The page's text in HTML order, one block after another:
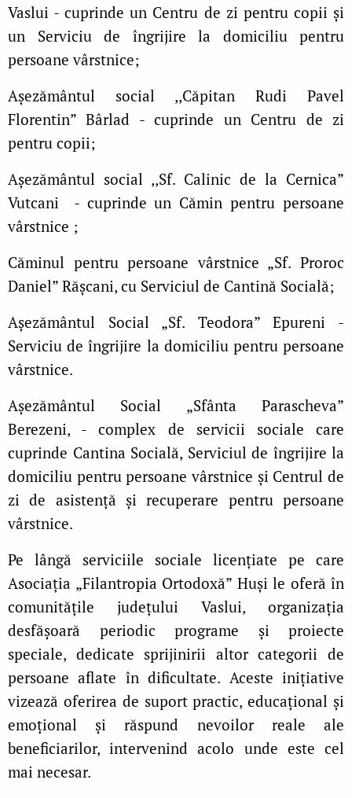
Vaslui - cuprinde un Centru de zi pentru copii și
un Serviciu de îngrijire la domiciliu pentru
persoane vârstnice;
Așezământul social ,,Căpitan Rudi Pavel
Florentin” Bârlad - cuprinde un Centru de zi
pentru copii;
Așezământul social ,,Sf. Calinic de la Cernica”
Vutcani - cuprinde un Cămin pentru persoane
vârstnice ;
Căminul pentru persoane vârstnice „Sf. Proroc
Daniel” Rășcani, cu Serviciul de Cantină Socială;
Așezământul Social „Sf. Teodora” Epureni -
Serviciu de îngrijire la domiciliu pentru persoane
vârstnice.
Așezământul Social „Sfânta Parascheva”
Berezeni, - complex de servicii sociale care
cuprinde Cantina Socială, Serviciul de îngrijire la
domiciliu pentru persoane vârstnice și Centrul de
zi de asistență și recuperare pentru persoane
vârstnice.
Pe lângă serviciile sociale licențiate pe care
Asociația „Filantropia Ortodoxă” Huși le oferă în
comunitățile județului Vaslui, organizația
desfășoară periodic programe și proiecte
speciale, dedicate sprijinirii altor categorii de
persoane aflate în dificultate. Aceste inițiative
vizează oferirea de suport practic, educațional și
emoțional și răspund nevoilor reale ale
beneficiarilor, intervenind acolo unde este cel
mai necesar.